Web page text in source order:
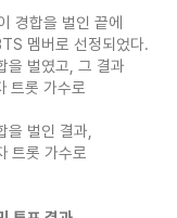
경합을 벌인 끝에
멤버로 선정되었다.
을 벌였고, 그 결과
트롯 가수로
을 벌인 결과,
트롯 가수로